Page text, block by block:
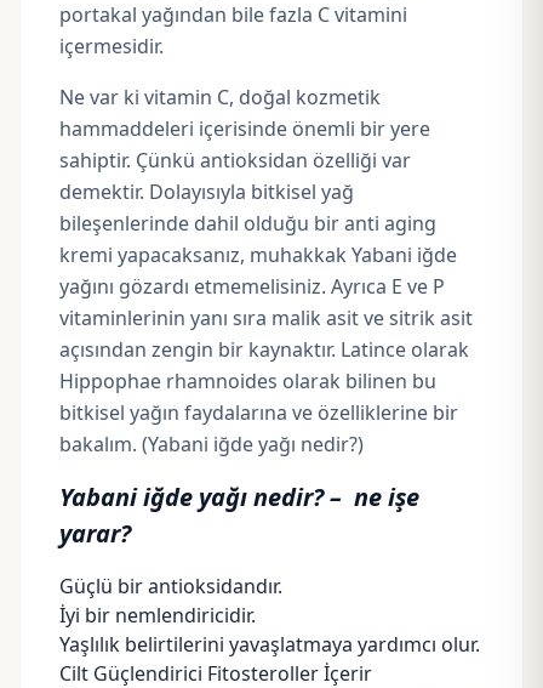
portakal yağından bile fazla C vitamini
içermesidir.
Ne var ki vitamin C, doğal kozmetik
hammaddeleri içerisinde önemli bir yere
sahiptir. Çünkü antioksidan özelliği var
demektir. Dolayısıyla bitkisel yağ
bileşenlerinde dahil olduğu bir anti aging
kremi yapacaksanız, muhakkak Yabani iğde
yağını gözardı etmemelisiniz. Ayrıca E ve P
vitaminlerinin yanı sıra malik asit ve sitrik asit
açısından zengin bir kaynaktır. Latince olarak
Hippophae rhamnoides olarak bilinen bu
bitkisel yağın faydalarına ve özelliklerine bir
bakalım. (Yabani iğde yağı nedir?)
Yabani iğde yağı nedir? – ne işe
yarar?
Güçlü bir antioksidandır.
İyi bir nemlendiricidir.
Yaşlılık belirtilerini yavaşlatmaya yardımcı olur.
Cilt Güçlendirici Fitosteroller İçerir